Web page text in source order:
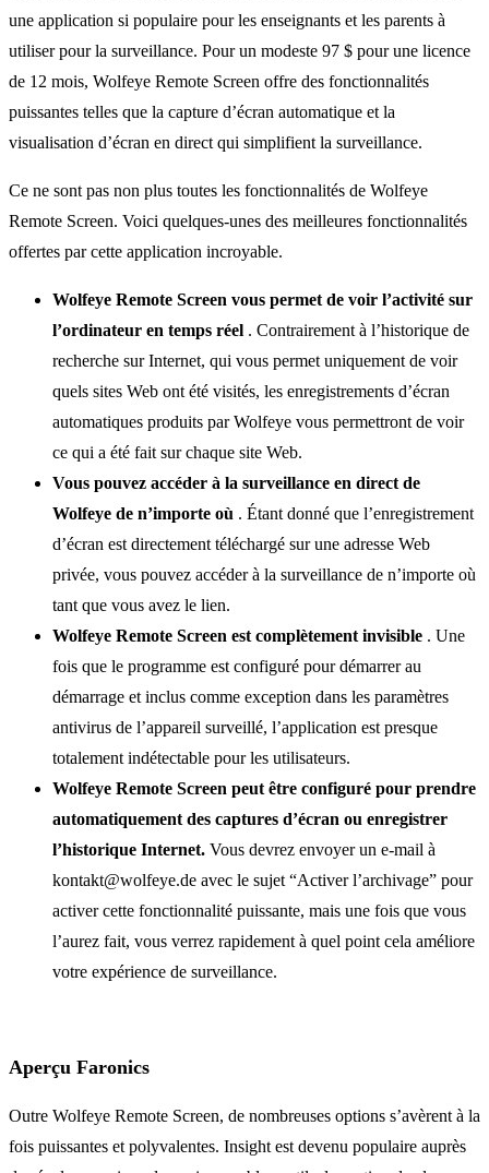
une application si populaire pour les enseignants et les parents à
utiliser pour la surveillance. Pour un modeste 97 $ pour une licence
de 12 mois, Wolfeye Remote Screen offre des fonctionnalités
puissantes telles que la capture d’écran automatique et la
visualisation d’écran en direct qui simplifient la surveillance.
Ce ne sont pas non plus toutes les fonctionnalités de Wolfeye
Remote Screen. Voici quelques-unes des meilleures fonctionnalités
offertes par cette application incroyable.
Wolfeye Remote Screen vous permet de voir l’activité sur
l’ordinateur en temps réel . Contrairement à l’historique de
recherche sur Internet, qui vous permet uniquement de voir
quels sites Web ont été visités, les enregistrements d’écran
automatiques produits par Wolfeye vous permettront de voir
ce qui a été fait sur chaque site Web.
Vous pouvez accéder à la surveillance en direct de
Wolfeye de n’importe où . Étant donné que l’enregistrement
d’écran est directement téléchargé sur une adresse Web
privée, vous pouvez accéder à la surveillance de n’importe où
tant que vous avez le lien.
Wolfeye Remote Screen est complètement invisible . Une
fois que le programme est configuré pour démarrer au
démarrage et inclus comme exception dans les paramètres
antivirus de l’appareil surveillé, l’application est presque
totalement indétectable pour les utilisateurs.
Wolfeye Remote Screen peut être configuré pour prendre
automatiquement des captures d’écran ou enregistrer
l’historique Internet. Vous devrez envoyer un e-mail à
kontakt@wolfeye.de avec le sujet “Activer l’archivage” pour
activer cette fonctionnalité puissante, mais une fois que vous
l’aurez fait, vous verrez rapidement à quel point cela améliore
votre expérience de surveillance.
Aperçu Faronics
Outre Wolfeye Remote Screen, de nombreuses options s’avèrent à la
fois puissantes et polyvalentes. Insight est devenu populaire auprès